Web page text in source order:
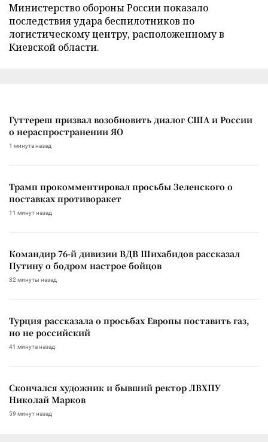
Министерство обороны России показало
последствия удара беспилотников по
логистическому центру, расположенному в
Киевской области.
Гуттереш призвал возобновить диалог США и России
о нераспространении ЯО
1 минута назад
Трамп прокомментировал просьбы Зеленского о
поставках противоракет
11 минут назад
Командир 76-й дивизии ВДВ Шихабидов рассказал
Путину о бодром настрое бойцов
32 минуты назад
Турция рассказала о просьбах Европы поставить газ,
но не российский
41 минута назад
Скончался художник и бывший ректор ЛВХПУ
Николай Марков
59 минут назад